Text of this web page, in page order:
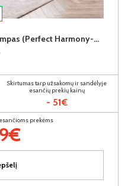
STRADA-N (IV gr.) minkštas kampas (Perfect Harmony-04) K
Skirtumas tarp užsakomų ir sandėlyje
esančių prekių kainų
- 51€
prekėms